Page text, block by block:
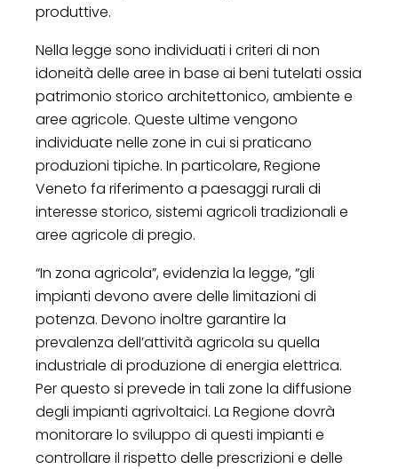
produttive.
Nella legge sono individuati i criteri di non
idoneità delle aree in base ai beni tutelati ossia
patrimonio storico architettonico, ambiente e
aree agricole. Queste ultime vengono
individuate nelle zone in cui si praticano
produzioni tipiche. In particolare, Regione
Veneto fa riferimento a paesaggi rurali di
interesse storico, sistemi agricoli tradizionali e
aree agricole di pregio.
“In zona agricola”, evidenzia la legge, “gli
impianti devono avere delle limitazioni di
potenza. Devono inoltre garantire la
prevalenza dell’attività agricola su quella
industriale di produzione di energia elettrica.
Per questo si prevede in tali zone la diffusione
degli impianti agrivoltaici. La Regione dovrà
monitorare lo sviluppo di questi impianti e
controllare il rispetto delle prescrizioni e delle